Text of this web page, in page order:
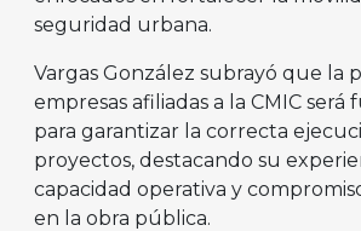
seguridad urbana.
Vargas González subrayó que la
empresas afiliadas a la CMIC será
para garantizar la correcta
proyectos, destacando su
capacidad operativa y
en la obra pública.